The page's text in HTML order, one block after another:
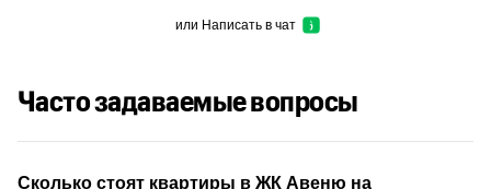
или Написать в чат
Часто задаваемые вопросы
Сколько стоят квартиры в ЖК Авеню на